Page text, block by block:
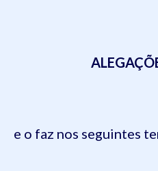
e o faz nos seguintes